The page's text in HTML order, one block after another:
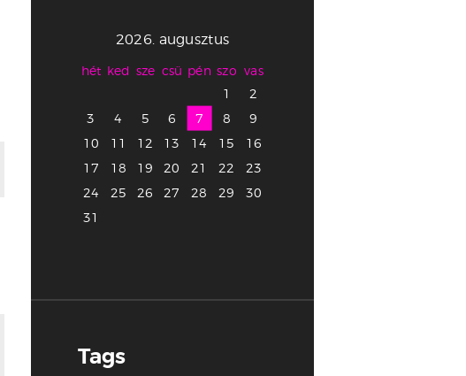
2026. augusztus
hét ked sze csü pén szo vas
1
2
3
4 5 6 7 8
9
10
11 12 13 14 15
16
17
18 19 20 21 22
23
24
25 26 27 28 29
30
31
Tags